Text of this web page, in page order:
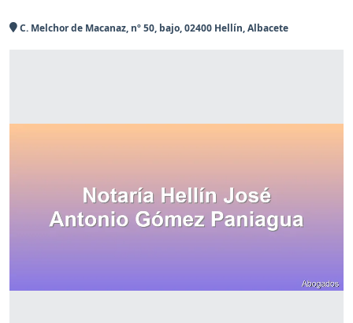
C. Melchor de Macanaz, nº 50, bajo, 02400 Hellín, Albacete